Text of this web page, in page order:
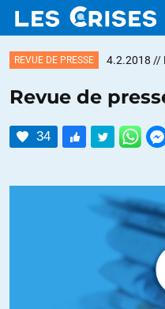
LES
REVUE DE PRESSE 4.2.2018 //
Revue de
34